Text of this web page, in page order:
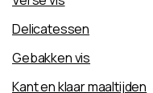
Delicatessen
Gebakken vis
Kant en klaar maaltijden